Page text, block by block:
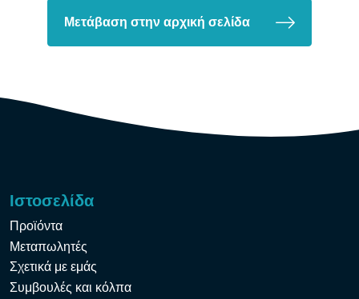
Μετάβαση στην αρχική σελίδα
Ιστοσελίδα
Προϊόντα
Μεταπωλητές
Σχετικά με εμάς
Συμβουλές και κόλπα